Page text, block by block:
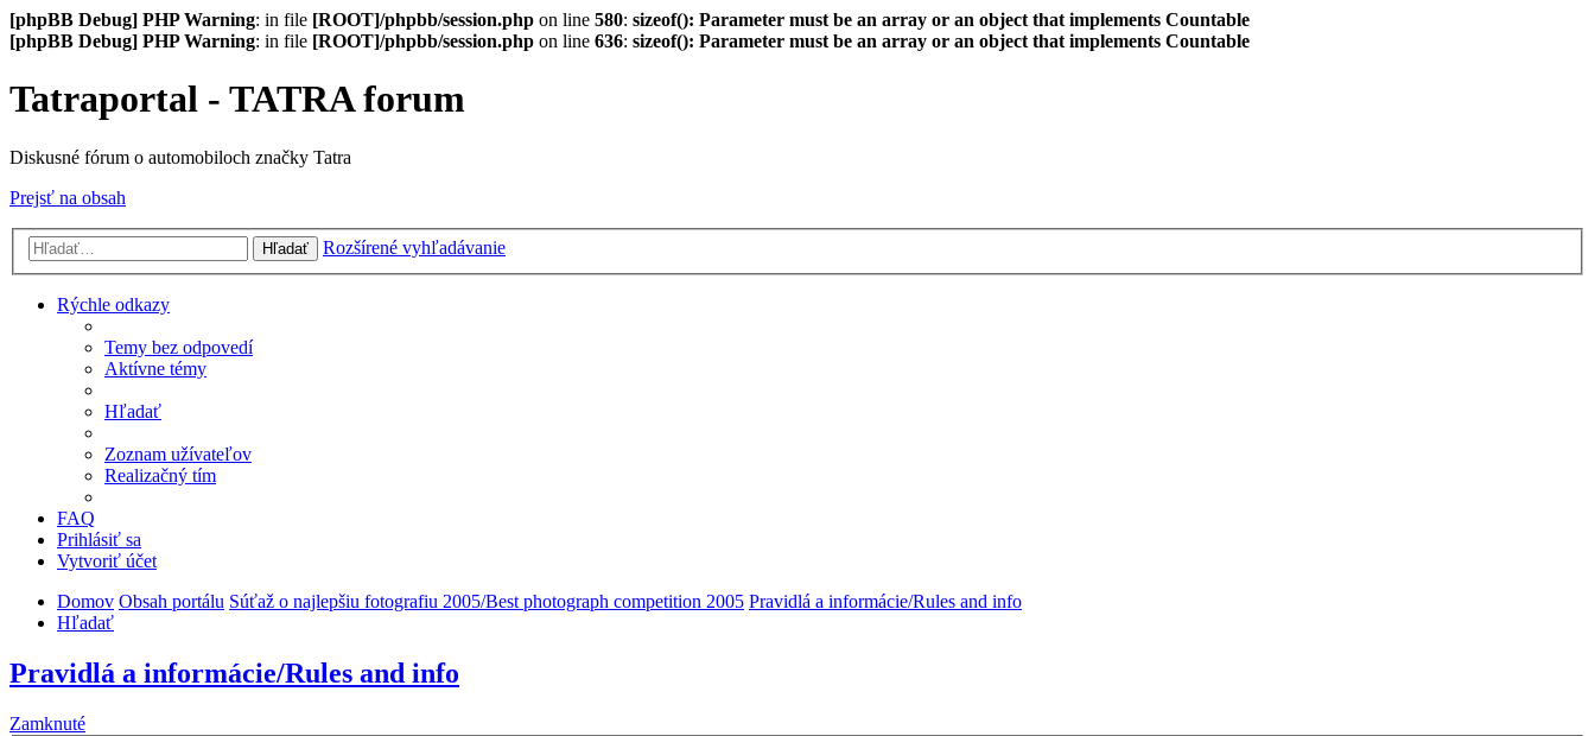
[phpBB Debug] PHP Warning: in file [ROOT]/phpbb/session.php on line 580: sizeof(): Parameter must be an array or an object that implements Countable
[phpBB Debug] PHP Warning: in file [ROOT]/phpbb/session.php on line 636: sizeof(): Parameter must be an array or an object that implements Countable
Tatraportal - TATRA forum
Diskusné fórum o automobiloch značky Tatra
Prejsť na obsah
Hľadať Rozšírené vyhľadávanie
Rýchle odkazy
Temy bez odpovedí
Aktívne témy
Hľadať
Zoznam užívateľov
Realizačný tím
FAQ
Prihlásiť sa
Vytvoriť účet
Domov Obsah portálu Súťaž o najlepšiu fotografiu 2005/Best photograph competition 2005 Pravidlá a informácie/Rules and info
Hľadať
Pravidlá a informácie/Rules and info
Zamknuté